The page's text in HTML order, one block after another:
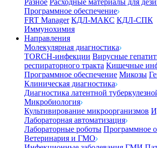
Разное Расходные материалы для
Программное обеспечение
FRT Manager КДЛ-МАКС КДЛ-СПК
Иммунохимия
Направления
Молекулярная диагностика
TORCH-инфекции Вирусные
респираторного тракта Кишечные
Программное обеспечение Микозы
Клиническая диагностика
Диагностика латентной
Микробиология
Культивирование микроорганизмов
Лабораторная автоматизация
Лабораторные роботы Программное
Ветеринария и ГМО